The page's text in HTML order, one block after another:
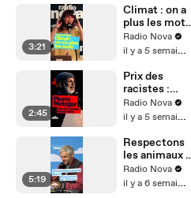
elle non plus -
Chronique
d'Aymeric
Lompret
3:21
Climat : on a
plus les mots
- Ségo
Raffaitin dans
matin"
Radio Nova
il y a 5 semaines
2:45
Prix des
racistes :
Rachel Khan -
La chronique
Metzger dans
"La riposte"
Radio Nova
il y a 5 semaines
5:19
Respectons
les animaux -
La chronique
de Pierre-
Radio Nova
il y a 6 semaines